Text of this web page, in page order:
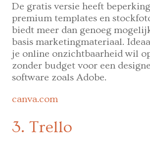
De gratis versie heeft
premium templates en
biedt meer dan genoeg
basis marketingmateriaal.
je online onzichtbaarheid wil
zonder budget voor een
software zoals Adobe.
canva.com
3. Trello